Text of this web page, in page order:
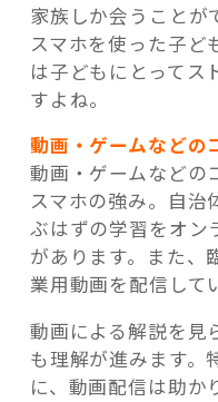
家族しか会うことが
スマホを使った子ど
は子どもにとってス
すよね。
動画・ゲームなどの
動画・ゲームなどの
スマホの強み。自治
ぶはずの学習をオン
があります。また、
業用動画を配信して
動画による解説を見
も理解が進みます。
に、動画配信は助か